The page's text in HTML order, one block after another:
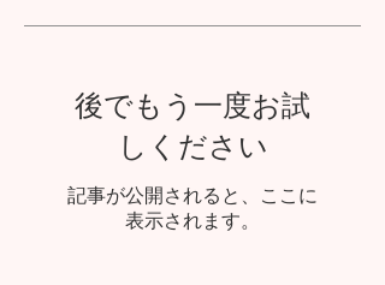
後でもう一度お試
しください
記事が公開されると、ここに
表示されます。